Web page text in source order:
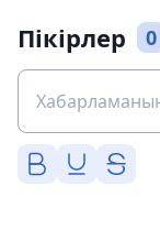
Пікірлер 0